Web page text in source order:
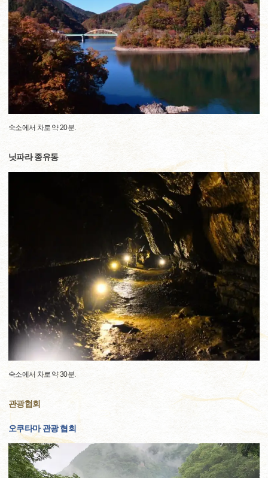
숙소에서 차로 약 20분.
닛파라 종유동
숙소에서 차로 약 30분.
관광협회
오쿠타마 관광 협회